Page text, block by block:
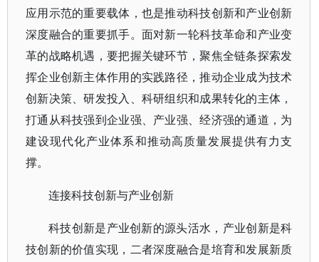
应用示范的重要载体，也是推动科技创新和产业创新
深度融合的重要抓手。面对新一轮科技革命和产业变
革的战略机遇，要把握关键环节，聚焦全链条探索发
挥企业创新主体作用的实践路径，推动企业成为技术
创新决策、研发投入、科研组织和成果转化的主体，
打通从科技强到企业强、产业强、经济强的通道，为
建设现代化产业体系和推动高质量发展提供有力支
撑。
连接科技创新与产业创新
科技创新是产业创新的源头活水，产业创新是科
技创新的价值实现，二者深度融合是培育和发展新质